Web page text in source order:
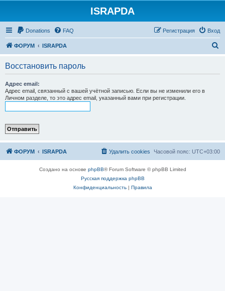
ISRAPDA
Donations FAQ Вход
Регистрация
ФОРУМ ISRAPDA
Восстановить пароль
Адрес email:
Адрес email, связанный с вашей учётной записью. Если вы не изменили его в
Личном разделе, то это адрес email, указанный вами при регистрации.
ФОРУМ ISRAPDA Часовой пояс: UTC+03:00
Удалить cookies
Создано на основе phpBB® Forum Software © phpBB Limited
Русская поддержка phpBB
Конфиденциальность| Правила